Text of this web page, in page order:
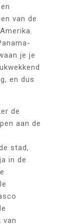
van de
je je
en dus
de
aan de
stad,
in de
van